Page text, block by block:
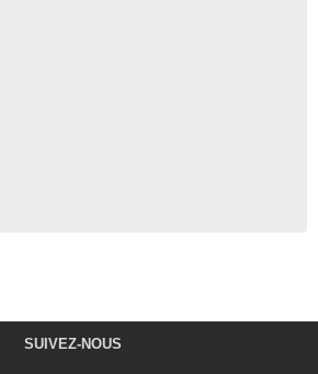
SUIVEZ-NOUS